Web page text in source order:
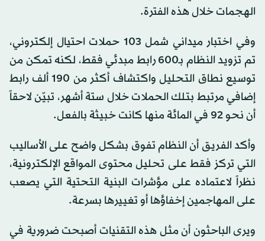
الهجمات خلال هذه الفترة.
وفي اختبار ميداني شمل 103 حملات احتيال إلكتروني،
تم تزويد النظام بـ600 رابط مبدئي فقط، لكنه تمكن من
توسيع نطاق التحليل واكتشاف أكثر من 190 ألف رابط
إضافي مرتبط بتلك الحملات خلال ستة أشهر، تبيّن لاحقاً
أن نحو 92 في المائة منها كانت خبيثة بالفعل.
وأكد الفريق أن النظام تفوق بشكل واضح على الأساليب
التي تركز فقط على تحليل محتوى المواقع الإلكترونية،
نظراً لاعتماده على مؤشرات البنية التحتية التي يصعب
على المهاجمين إخفاؤها أو تغييرها بسرعة.
ويرى الباحثون أن مثل هذه التقنيات أصبحت ضرورية في